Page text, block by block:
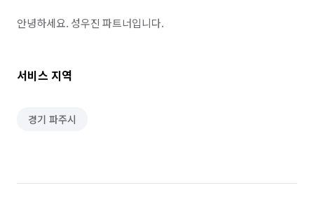
안녕하세요. 성우진 파트너입니다.
서비스 지역
경기 파주시